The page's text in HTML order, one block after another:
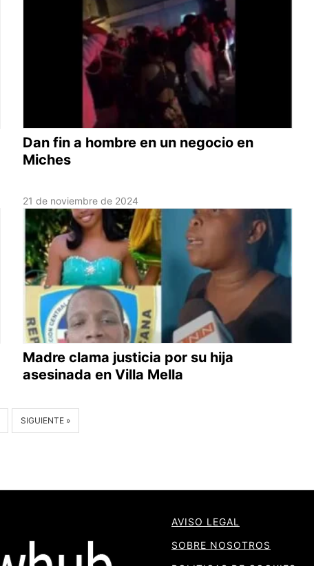
Dan fin a hombre en un negocio en
Miches
21 de noviembre de 2024
Madre clama justicia por su hija
asesinada en Villa Mella
SIGUIENTE »
AVISO LEGAL
SOBRE NOSOTROS